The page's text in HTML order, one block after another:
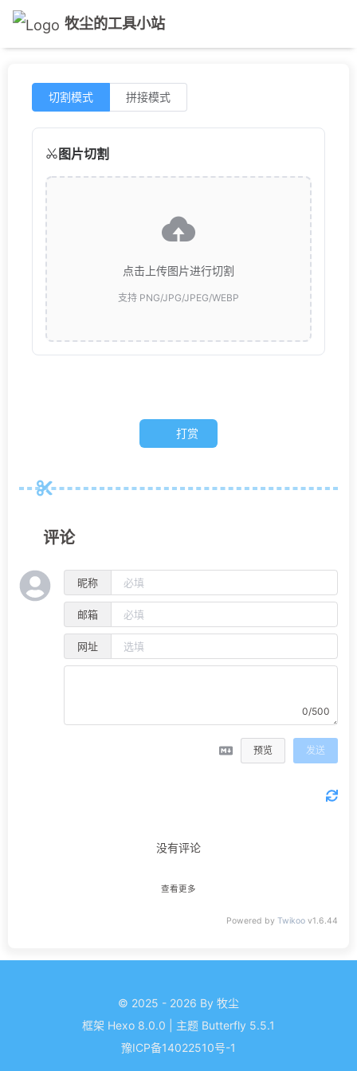
牧尘的工具小站
切割模式 拼接模式
图片切割
点击上传图片进行切割
支持 PNG/JPG/JPEG/WEBP
打赏
评论
昵称
邮箱
网址
0/500
预览 发送
没有评论
查看更多
Powered by Twikoo v1.6.44
© 2025 - 2026 By 牧尘
框架 Hexo 8.0.0 主题 Butterfly 5.5.1
豫ICP备14022510号-1